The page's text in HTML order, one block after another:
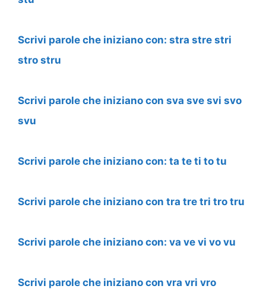
Scrivi parole che iniziano con: stra stre stri
stro stru
Scrivi parole che iniziano con sva sve svi svo
svu
Scrivi parole che iniziano con: ta te ti to tu
Scrivi parole che iniziano con tra tre tri tro tru
Scrivi parole che iniziano con: va ve vi vo vu
Scrivi parole che iniziano con vra vri vro